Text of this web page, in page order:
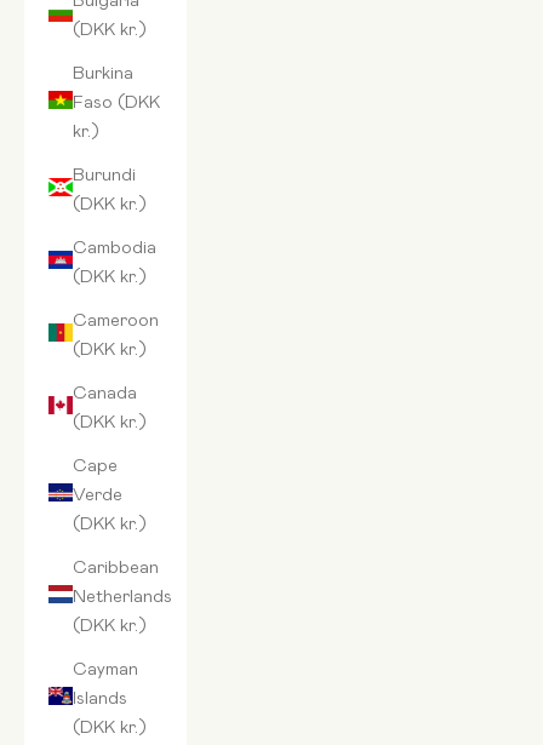
(DKK kr.)
Burkina
Faso (DKK
kr.)
Burundi
(DKK kr.)
Cambodia
(DKK kr.)
Cameroon
(DKK kr.)
Canada
(DKK kr.)
Cape
Verde
(DKK kr.)
Caribbean
Netherlands
(DKK kr.)
Cayman
Islands
(DKK kr.)